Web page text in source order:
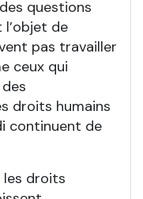
questions
de
pas travailler
ceux qui
droits humains
continuent de
les droits